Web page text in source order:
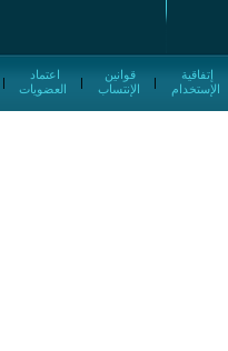
|
العضويات
|
الإنتساب
|
الإستخدام